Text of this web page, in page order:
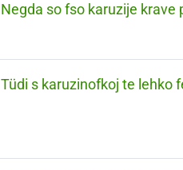
Negda so fso karuzije krave
Tüdi s karuzinofkoj te lehko